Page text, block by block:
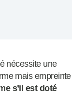
nécessite une
mais empreinte
s’il est doté